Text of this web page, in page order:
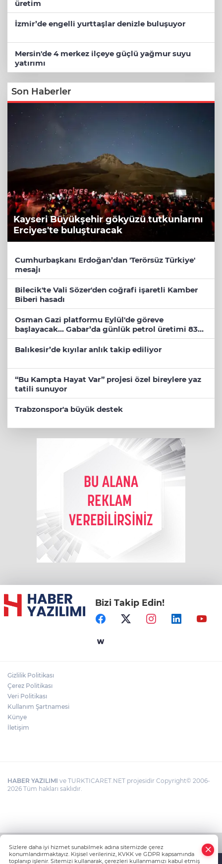
üretim
İzmir’de engelli yurttaşlar denizle buluşuyor
Mersin'de 4 merkez ilçeye güçlü yağmur suyu
yatırımı
Son Haberler
Kayseri Büyükşehir gökyüzü tutkunlarını
Erciyes'te buluşturacak
Cumhurbaşkanı Erdoğan’dan 'Terörsüz Türkiye'
mesajı
Bilecik'te Vali Sözer'den coğrafi işaretli Kamber
Biberi hasadı
Osman Gazi platformu Eylül'de göreve
başlayacak... Gabar’da günlük petrol üretimi 83
bin 200 varile ulaştı
Balıkesir’de kıyılar anlık takip ediliyor
“Bu Kampta Hayat Var” projesi özel bireylere yaz
tatili sunuyor
Trabzonspor'a büyük destek
Bizi Takip Edin!
Gizlilik Politikası
Çerez Politikası
Veri Politikası
Kullanım Şartnamesi
Künye
İletişim
HABER YAZILIMI ve TURKTICARET.NET projesidir Copyright© 2006-
2026 Tüm hakları saklıdır.
Sizlere daha iyi hizmet sunabilmek adına sitemizde çerez
konumlandırmaktayız. Kişisel verileriniz, KVKK ve GDPR kapsamında
toplanıp işlenir. Sitemizi kullanarak, çerezleri kullanmamızı kabul etmiş